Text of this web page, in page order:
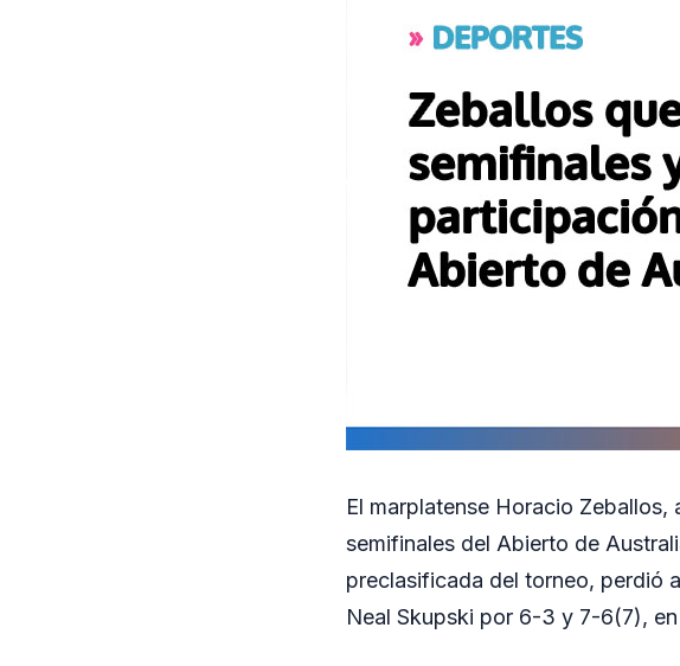
El marplatense Horacio
semifinales del Abierto de
preclasificada del torneo, perdió
Neal Skupski por 6-3 y 7-6(7),